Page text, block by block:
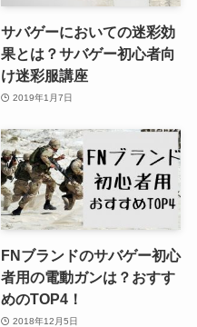
サバゲーにおいての迷彩効
果とは？サバゲー初心者向
け迷彩服講座
2019年1月7日
FNブランドのサバゲー初心
者用の電動ガンは？おすす
めのTOP4！
2018年12月5日